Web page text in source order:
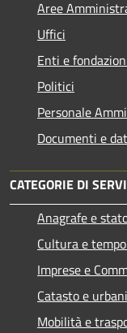
Aree
Uffici
Enti e
Politici
Personale
Documenti e
CATEGORIE DI
Anagrafe e
Cultura e
Imprese e
Catasto e
Mobilità e